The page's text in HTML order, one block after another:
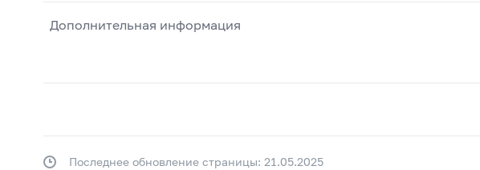
Дополнительная информация
Последнее обновление страницы: 21.05.2025